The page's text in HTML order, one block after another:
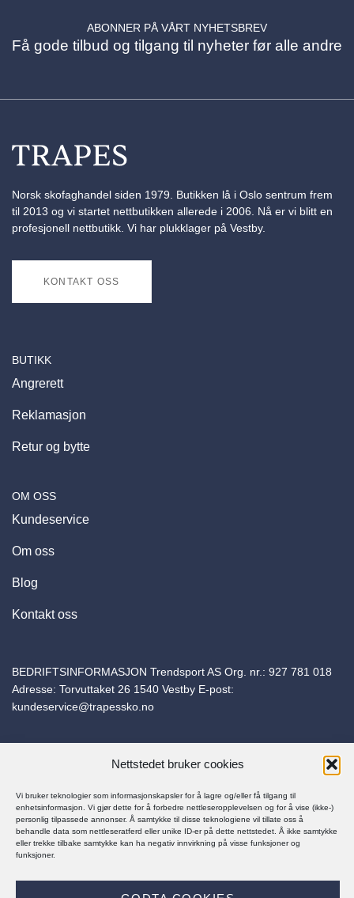
Nettstedet bruker cookies
Vi bruker teknologier som informasjonskapsler for å lagre og/eller få tilgang til
enhetsinformasjon. Vi gjør dette for å forbedre nettleseropplevelsen og for å vise (ikke-)
personlig tilpassede annonser. Å samtykke til disse teknologiene vil tillate oss å
behandle data som nettleseratferd eller unike ID-er på dette nettstedet. Å ikke samtykke
eller trekke tilbake samtykke kan ha negativ innvirkning på visse funksjoner og
funksjoner.
ABONNER PÅ VÅRT NYHETSBREV
Få gode tilbud og tilgang til nyheter før alle andre
Norsk skofaghandel siden 1979. Butikken lå i Oslo sentrum frem
til 2013 og vi startet nettbutikken allerede i 2006. Nå er vi blitt en
profesjonell nettbutikk. Vi har plukklager på Vestby.
KONTAKT OSS
BUTIKK
Angrerett
Reklamasjon
Retur og bytte
OM OSS
Kundeservice
Om oss
Blog
Kontakt oss
BEDRIFTSINFORMASJON Trendsport AS Org. nr.: 927 781 018
Adresse: Torvuttaket 26 1540 Vestby E-post:
kundeservice@trapessko.no
© Trapes Sko 2025
PERSONVERNERKLÆRING